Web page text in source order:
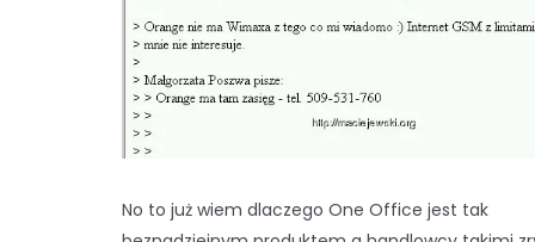
No to już wiem dlaczego One Office jest tak